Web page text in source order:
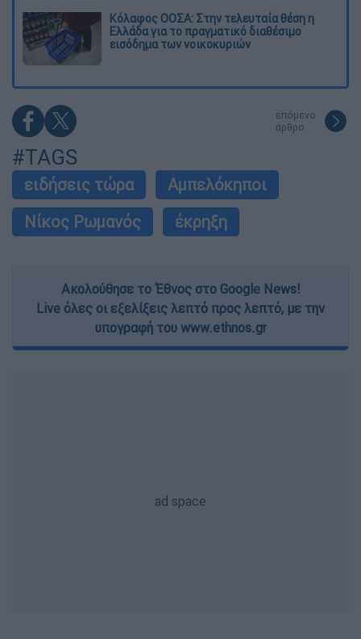
Κόλαφος ΟΟΣΑ: Στην τελευταία θέση η
Ελλάδα για το πραγματικό διαθέσιμο
εισόδημα των νοικοκυριών
επόμενο
άρθρο
#TAGS
ειδήσεις τώρα
Αμπελόκηποι
Νίκος Ρωμανός
έκρηξη
Ακολούθησε το Έθνος στο Google News!
Live όλες οι εξελίξεις λεπτό προς λεπτό, με την
υπογραφή του www.ethnos.gr